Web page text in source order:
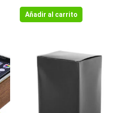
Añadir al carrito